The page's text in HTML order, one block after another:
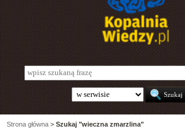
Strona główna > Szukaj "wieczna zmarzlina"